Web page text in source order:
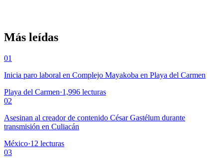
Más leídas
01
Inicia paro laboral en Complejo Mayakoba en Playa del Carmen
Playa del Carmen·1,996 lecturas
02
Asesinan al creador de contenido César Gastélum durante
transmisión en Culiacán
México·12 lecturas
03